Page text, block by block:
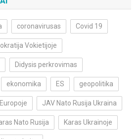
coronavirusas Covid 19
Vokietijoje
Didysis perkrovimas
ekonomika ES geopolitika
JAV Nato Rusija Ukraina
Nato Rusija Karas Ukrainoje